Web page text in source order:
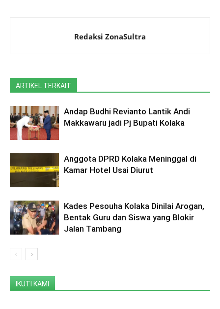
Redaksi ZonaSultra
ARTIKEL TERKAIT
Andap Budhi Revianto Lantik Andi
Makkawaru jadi Pj Bupati Kolaka
Anggota DPRD Kolaka Meninggal di
Kamar Hotel Usai Diurut
Kades Pesouha Kolaka Dinilai Arogan,
Bentak Guru dan Siswa yang Blokir
Jalan Tambang
IKUTI KAMI